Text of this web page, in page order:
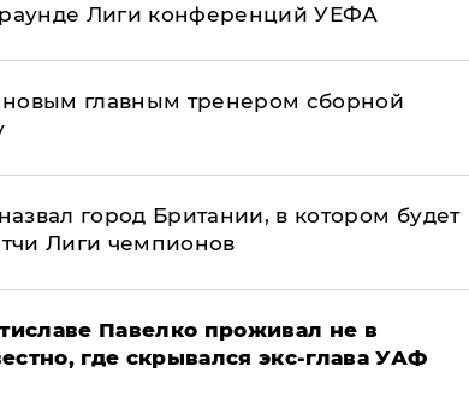
Лиги конференций УЕФА
главным тренером сборной
город Британии, в котором будет
Лиги чемпионов
Павелко проживал не в
где скрывался экс-глава УАФ